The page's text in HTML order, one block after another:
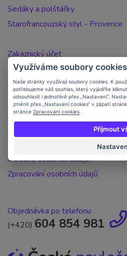
Sedáky a polštářky
Starofrancouzský styl - Provence
Zakaznický účet
Registrace zákazníka
Jak nakupovat
Doprava a platba
Objednávka po telefonu
Ochrana osobních údajů
Zpracování osobních údajů
Objednávka po telefonu
(+420) 604 854 981
Využíváme soubory cookies
Naše stránky využívají soubory cookies. K
potřebujeme váš souhlas, který vyjádříte
odsouhlasit i jednotlivě přes „Nastavení“.
změnit přes „Nastavení cookies“ v zápatí
stránce Zpracování cookies
Přijmout